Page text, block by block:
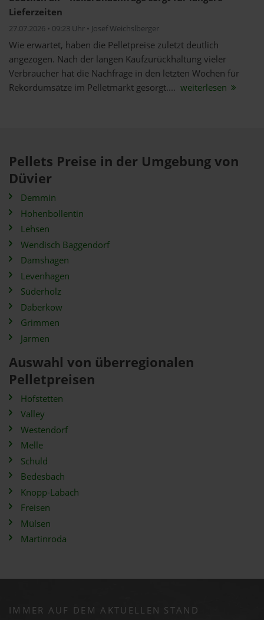
Lieferzeiten
27.07.2026 • 09:23 Uhr • Josef Weichslberger
Wie erwartet, haben die Pelletpreise zuletzt deutlich
angezogen. Nach der langen Kaufzurückhaltung vieler
Verbraucher hat die Nachfrage in den letzten Wochen für
Rekordumsätze im Pelletmarkt gesorgt.... weiterlesen
Pellets Preise in der Umgebung von
Düvier
Demmin
Hohenbollentin
Lehsen
Wendisch Baggendorf
Damshagen
Levenhagen
Süderholz
Daberkow
Grimmen
Jarmen
Auswahl von überregionalen
Pelletpreisen
Hofstetten
Valley
Westendorf
Melle
Schuld
Bedesbach
Knopp-Labach
Freisen
Mülsen
Martinroda
IMMER AUF DEM AKTUELLEN STAND